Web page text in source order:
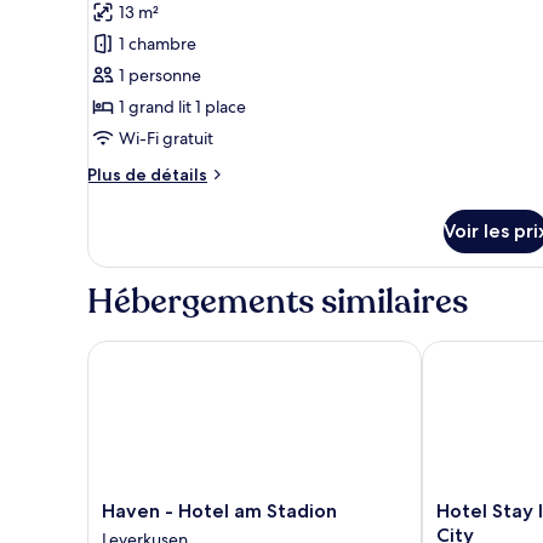
pour
ce
type
de
chambre :
Chambre
13 m²
1 chambre
1 personne
1 grand lit 1 place
Wi-Fi gratuit
Plus de détails
Plus
le
type
de
Chambre
Voir les
Hébergements similaires
Haven
-
Haven - Hotel am Stadion
Haven - Hotel am Stadion
Hotel
Stay
Hotel Stay
City
Hotel Stay